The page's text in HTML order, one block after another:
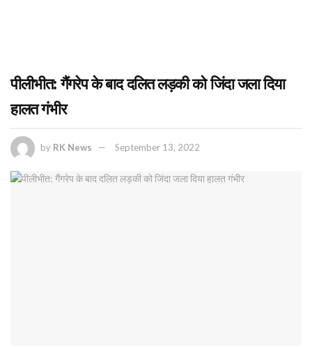
पीलीभीत: गैंगरेप के बाद दलित लड़की को जिंदा जला दिया
हालत गंभीर
by RK News September 13, 2022